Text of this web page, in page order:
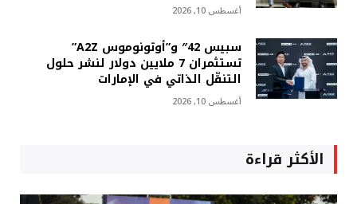
أغسطس 10, 2026
سبيس 42″ و”أوتونوموس A2Z”
تستثمران 7 ملايين دولار لنشر حلول
التنقّل الذاتي في الإمارات
أغسطس 10, 2026
الأكثر قراءة